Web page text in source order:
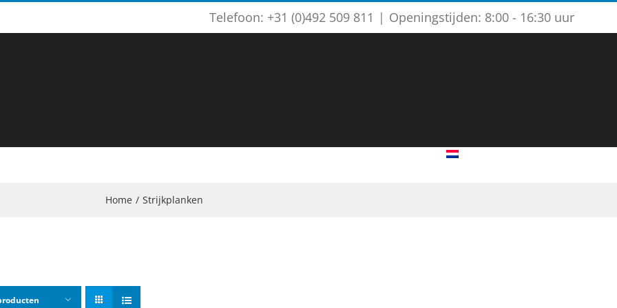
Telefoon: +31 (0)492 509 811 | Openingstijden: 8:00 - 16:30 uur
Home Strijkplanken